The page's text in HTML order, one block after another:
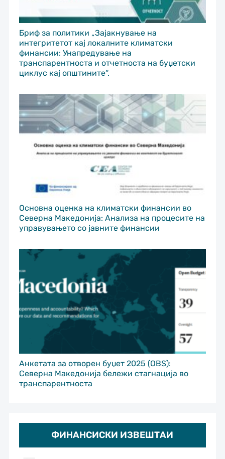
Бриф за политики „Зајакнување на
интегритетот кај локалните климатски
финансии: Унапредување на
транспарентноста и отчетноста на буџетски
циклус кај општините“.
Основна оценка на климатски финансии во
Северна Македонија: Анализа на процесите на
управувањето со јавните финансии
Анкетата за отворен буџет 2025 (OBS):
Северна Македонија бележи стагнација во
транспарентноста
ФИНАНСИСКИ ИЗВЕШТАИ